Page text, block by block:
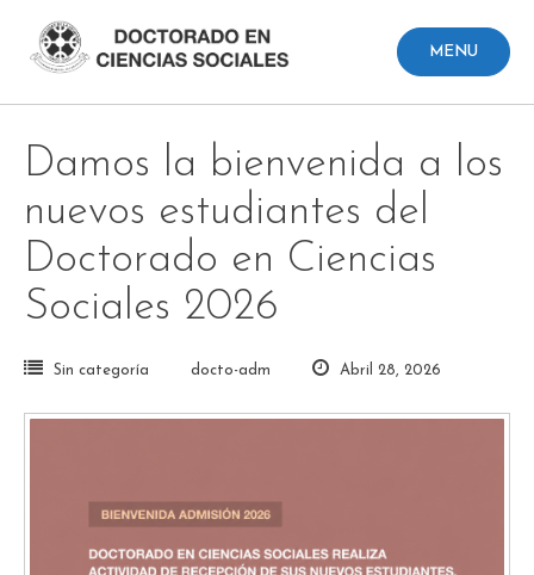
content
MENU
Damos la bienvenida a los
nuevos estudiantes del
Doctorado en Ciencias
Sociales 2026
Sin categoría docto-adm Abril 28, 2026